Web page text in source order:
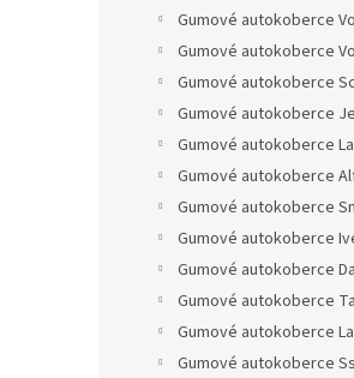
Gumové autokoberce
Gumové autokoberce
Gumové autokoberce
Gumové autokoberce
Gumové autokoberce
Gumové autokoberce
Gumové autokoberce
Gumové autokoberce
Gumové autokoberce
Gumové autokoberce
Gumové autokoberce
Gumové autokoberce